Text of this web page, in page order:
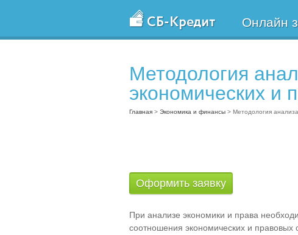
Онлайн
Методология
экономических и
Главная > Экономика и финансы > Методология
Оформить заявку
При анализе экономики и права
соотношения экономических и